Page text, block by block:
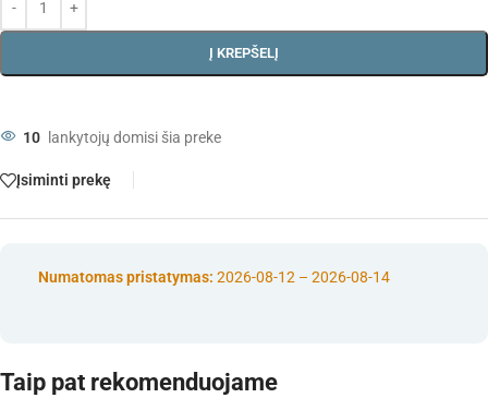
Į KREPŠELĮ
10 lankytojų domisi šia preke
Įsiminti prekę
Numatomas pristatymas: 2026-08-12 – 2026-08-14
Taip pat rekomenduojame